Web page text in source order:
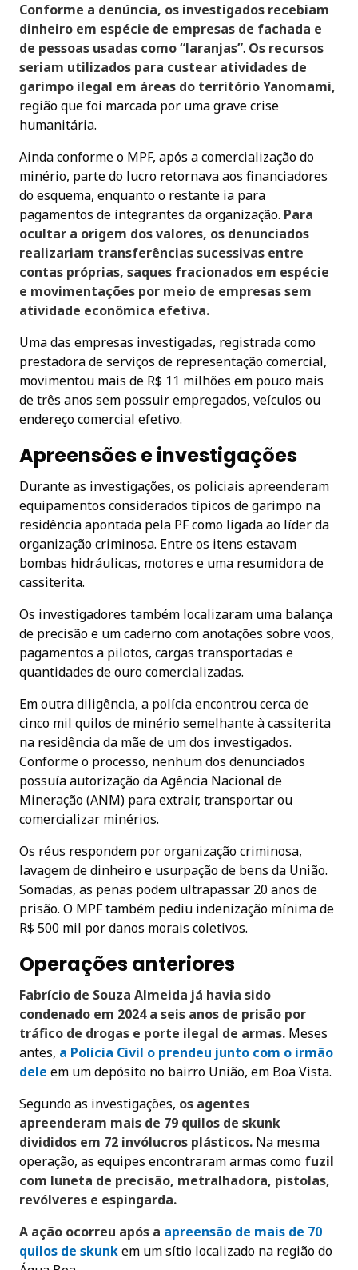
Conforme a denúncia, os investigados recebiam
dinheiro em espécie de empresas de fachada e
de pessoas usadas como “laranjas”. Os recursos
seriam utilizados para custear atividades de
garimpo ilegal em áreas do território Yanomami,
região que foi marcada por uma grave crise
humanitária.
Ainda conforme o MPF, após a comercialização do
minério, parte do lucro retornava aos financiadores
do esquema, enquanto o restante ia para
pagamentos de integrantes da organização. Para
ocultar a origem dos valores, os denunciados
realizariam transferências sucessivas entre
contas próprias, saques fracionados em espécie
e movimentações por meio de empresas sem
atividade econômica efetiva.
Uma das empresas investigadas, registrada como
prestadora de serviços de representação comercial,
movimentou mais de R$ 11 milhões em pouco mais
de três anos sem possuir empregados, veículos ou
endereço comercial efetivo.
Apreensões e investigações
Durante as investigações, os policiais apreenderam
equipamentos considerados típicos de garimpo na
residência apontada pela PF como ligada ao líder da
organização criminosa. Entre os itens estavam
bombas hidráulicas, motores e uma resumidora de
cassiterita.
Os investigadores também localizaram uma balança
de precisão e um caderno com anotações sobre voos,
pagamentos a pilotos, cargas transportadas e
quantidades de ouro comercializadas.
Em outra diligência, a polícia encontrou cerca de
cinco mil quilos de minério semelhante à cassiterita
na residência da mãe de um dos investigados.
Conforme o processo, nenhum dos denunciados
possuía autorização da Agência Nacional de
Mineração (ANM) para extrair, transportar ou
comercializar minérios.
Os réus respondem por organização criminosa,
lavagem de dinheiro e usurpação de bens da União.
Somadas, as penas podem ultrapassar 20 anos de
prisão. O MPF também pediu indenização mínima de
R$ 500 mil por danos morais coletivos.
Operações anteriores
Fabrício de Souza Almeida já havia sido
condenado em 2024 a seis anos de prisão por
tráfico de drogas e porte ilegal de armas. Meses
antes, a Polícia Civil o prendeu junto com o irmão
dele em um depósito no bairro União, em Boa Vista.
Segundo as investigações, os agentes
apreenderam mais de 79 quilos de skunk
divididos em 72 invólucros plásticos. Na mesma
operação, as equipes encontraram armas como fuzil
com luneta de precisão, metralhadora, pistolas,
revólveres e espingarda.
A ação ocorreu após a apreensão de mais de 70
quilos de skunkem um sítio localizado na região do